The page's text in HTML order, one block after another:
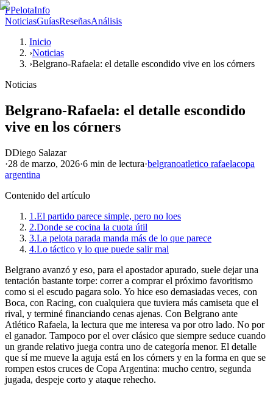
PPelotaInfo
NoticiasGuíasReseñasAnálisis
Inicio
›Noticias
›Belgrano-Rafaela: el detalle escondido vive en los córners
Noticias
Belgrano-Rafaela: el detalle escondido
vive en los córners
DDiego Salazar
·28 de marzo, 2026·6 min de lectura·belgranoatletico rafaelacopa
argentina
Contenido del artículo
1.El partido parece simple, pero no loes
2.Donde se cocina la cuota útil
3.La pelota parada manda más de lo que parece
4.Lo táctico y lo que puede salir mal
Belgrano avanzó y eso, para el apostador apurado, suele dejar una
tentación bastante torpe: correr a comprar el próximo favoritismo
como si el escudo pagara solo. Yo hice eso demasiadas veces, con
Boca, con Racing, con cualquiera que tuviera más camiseta que el
rival, y terminé financiando cenas ajenas. Con Belgrano ante
Atlético Rafaela, la lectura que me interesa va por otro lado. No por
el ganador. Tampoco por el over clásico que siempre seduce cuando
un grande relativo juega contra uno de categoría menor. El detalle
que sí me mueve la aguja está en los córners y en la forma en que se
rompen estos cruces de Copa Argentina: mucho centro, segunda
jugada, despeje corto y ataque rehecho.